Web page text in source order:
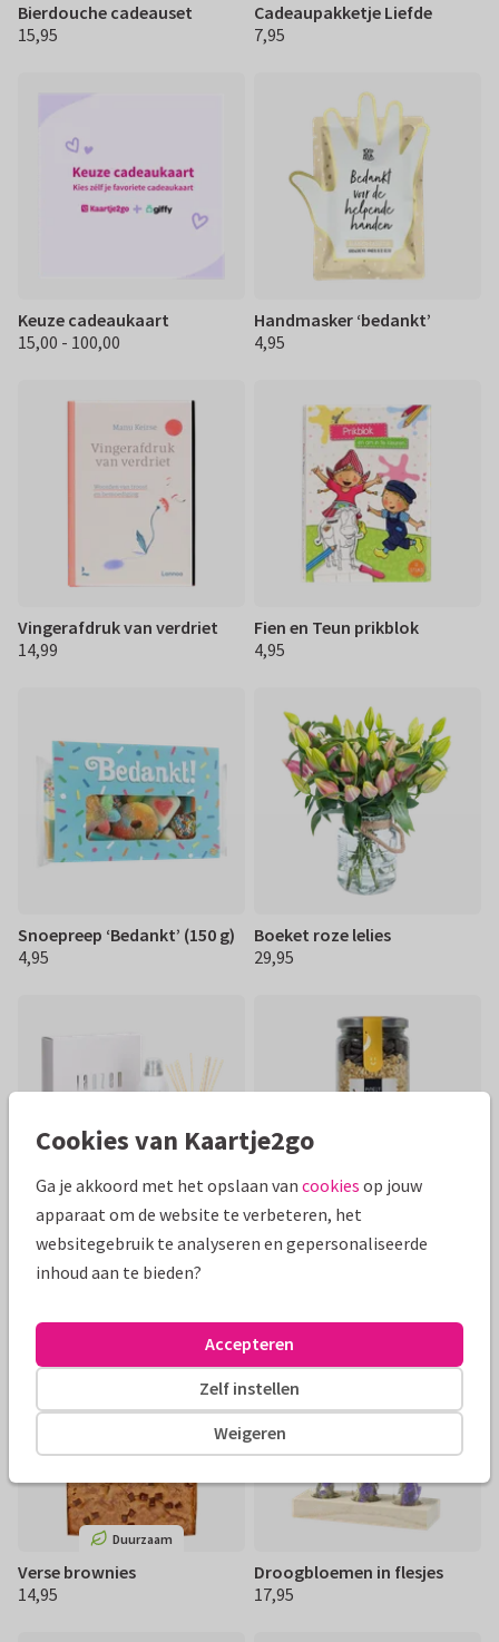
Bierdouche cadeauset
€ 15,95
15,95
Cadeaupakketje Liefde
€ 7,95
7,95
Keuze cadeaukaart
€ 15.00 100,00
15,00 - 100,00
Handmasker ‘bedankt’
€ 4,95
4,95
Vingerafdruk van verdriet
€ 14,99
14,99
Fien en Teun prikblok
€ 4,95
4,95
Snoepreep ‘Bedankt’ (150 g)
€ 4,95
4,95
Boeket roze lelies
€ 29,95
29,95
Janzen giftset Home & Body
Black 22
Pineut Bananenbrood DIY
Duurzaam
Verse brownies
€ 14,95
14,95
Droogbloemen in flesjes
€ 17,95
17,95
Cookies van Kaartje2go
Ga je akkoord met het opslaan van cookies op jouw
apparaat om de website te verbeteren, het
websitegebruik te analyseren en gepersonaliseerde
inhoud aan te bieden?
Weigeren
Zelf instellen
Accepteren